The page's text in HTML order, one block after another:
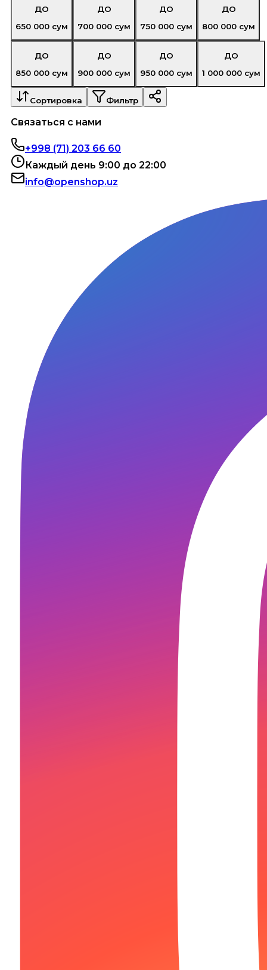
ДО
650 000 сум
ДО
700 000 сум
ДО
750 000 сум
ДО
800 000 сум
ДО
850 000 сум
ДО
900 000 сум
ДО
950 000 сум
ДО
1 000 000 сум
Сортировка Фильтр
Связаться с нами
+998 (71) 203 66 60
Каждый день 9:00 до 22:00
info@openshop.uz